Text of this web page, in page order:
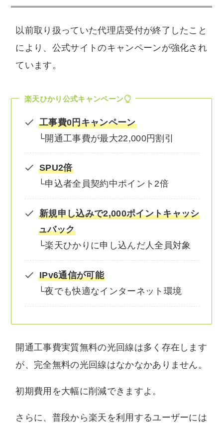
以前取り扱っていた代理店受付が終了したこと
により、公式サイトのキャンペーンが強化され
ています。
楽天ひかり公式キャンペーン
工事費0円キャンペーン
└開通工事費が最大22,000円割引
SPU2倍
└申込者全員契約中ポイント2倍
新規申し込みで2,000ポイントキャッシ
ュバック
└楽天ひかりに申し込んだ人全員対象
IPv6通信が可能
└夜でも快適なインターネット環境
開通工事費実質無料の光回線は多く存在します
が、完全無料の光回線はなかなかありません。
初期費用を大幅に削減できますよ。
さらに、普段から楽天を利用するユーザーには